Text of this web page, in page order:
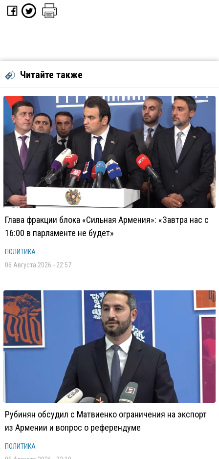
Читайте также
Глава фракции блока «Сильная Армения»: «Завтра нас с
16:00 в парламенте не будет»
ПОЛИТИКА
06 Августа 2026 - 22:57
Рубинян обсудил с Матвиенко ограничения на экспорт
из Армении и вопрос о референдуме
ПОЛИТИКА